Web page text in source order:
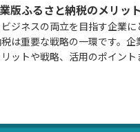
版ふるさと納税のメリッ
ジネスの両立を目指す企業に
は重要な戦略の一環です。企
ットや戦略、活用のポイント